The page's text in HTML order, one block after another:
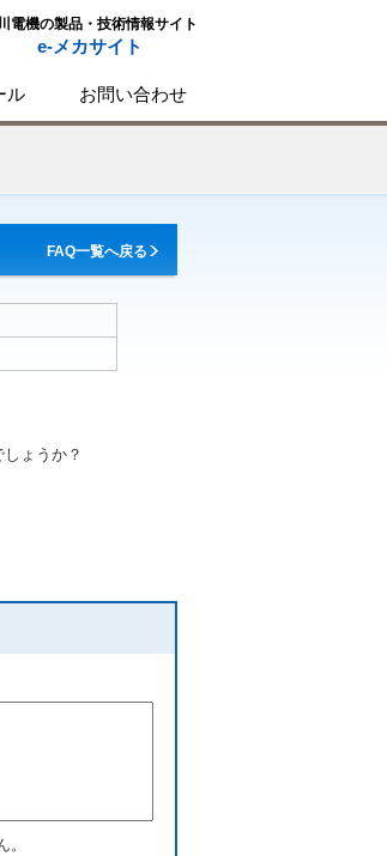
電機の製品・技術情報サイト
e-メカサイト
ル お問い合わせ
FAQ一覧へ戻る
ょうか？